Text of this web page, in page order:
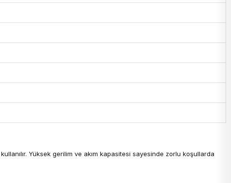
Yüksek gerilim ve akım kapasitesi sayesinde zorlu koşullarda